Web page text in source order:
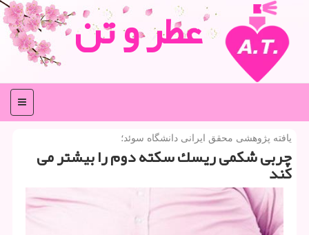
عطر و تن
منو
یافته پژوهشی محقق ایرانی دانشگاه سوئد؛
چربی شكمی ریسك سكته دوم را بیشتر می
كند